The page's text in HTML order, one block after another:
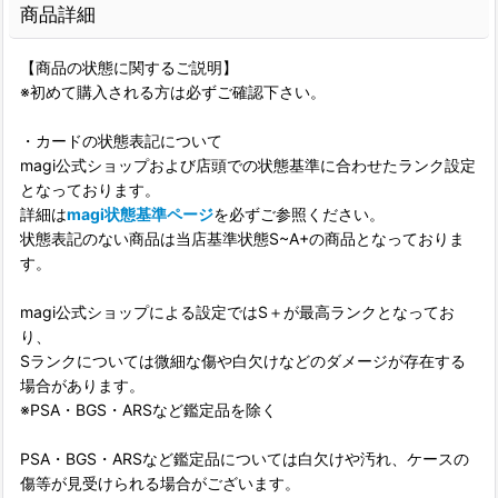
商品詳細
【商品の状態に関するご説明】
※初めて購入される方は必ずご確認下さい。
・カードの状態表記について
magi公式ショップおよび店頭での状態基準に合わせたランク設定
となっております。
詳細はmagi状態基準ページを必ずご参照ください。
状態表記のない商品は当店基準状態S~A+の商品となっておりま
す。
magi公式ショップによる設定ではS＋が最高ランクとなってお
り、
Sランクについては微細な傷や白欠けなどのダメージが存在する
場合があります。
※PSA・BGS・ARSなど鑑定品を除く
PSA・BGS・ARSなど鑑定品については白欠けや汚れ、ケースの
傷等が見受けられる場合がございます。